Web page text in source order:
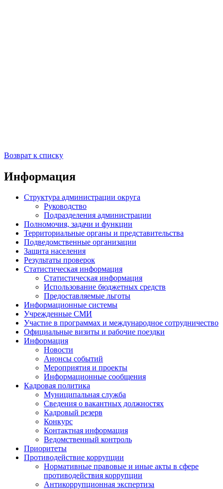
Возврат к списку
Информация
Структура администрации округа
Руководство
Подразделения администрации
Полномочия, задачи и функции
Территориальные органы и представительства
Подведомственные организации
Защита населения
Результаты проверок
Статистическая информация
Статистическая информация
Использование бюджетных средств
Предоставляемые льготы
Информационные системы
Учрежденные СМИ
Участие в программах и международное сотрудничество
Официальные визиты и рабочие поездки
Информация
Новости
Анонсы событий
Мероприятия и проекты
Информационные сообщения
Кадровая политика
Муниципальная служба
Сведения о вакантных должностях
Кадровый резерв
Конкурс
Контактная информация
Ведомственный контроль
Приоритеты
Противодействие коррупции
Нормативные правовые и иные акты в сфере
противодействия коррупции
Антикоррупционная экспертиза